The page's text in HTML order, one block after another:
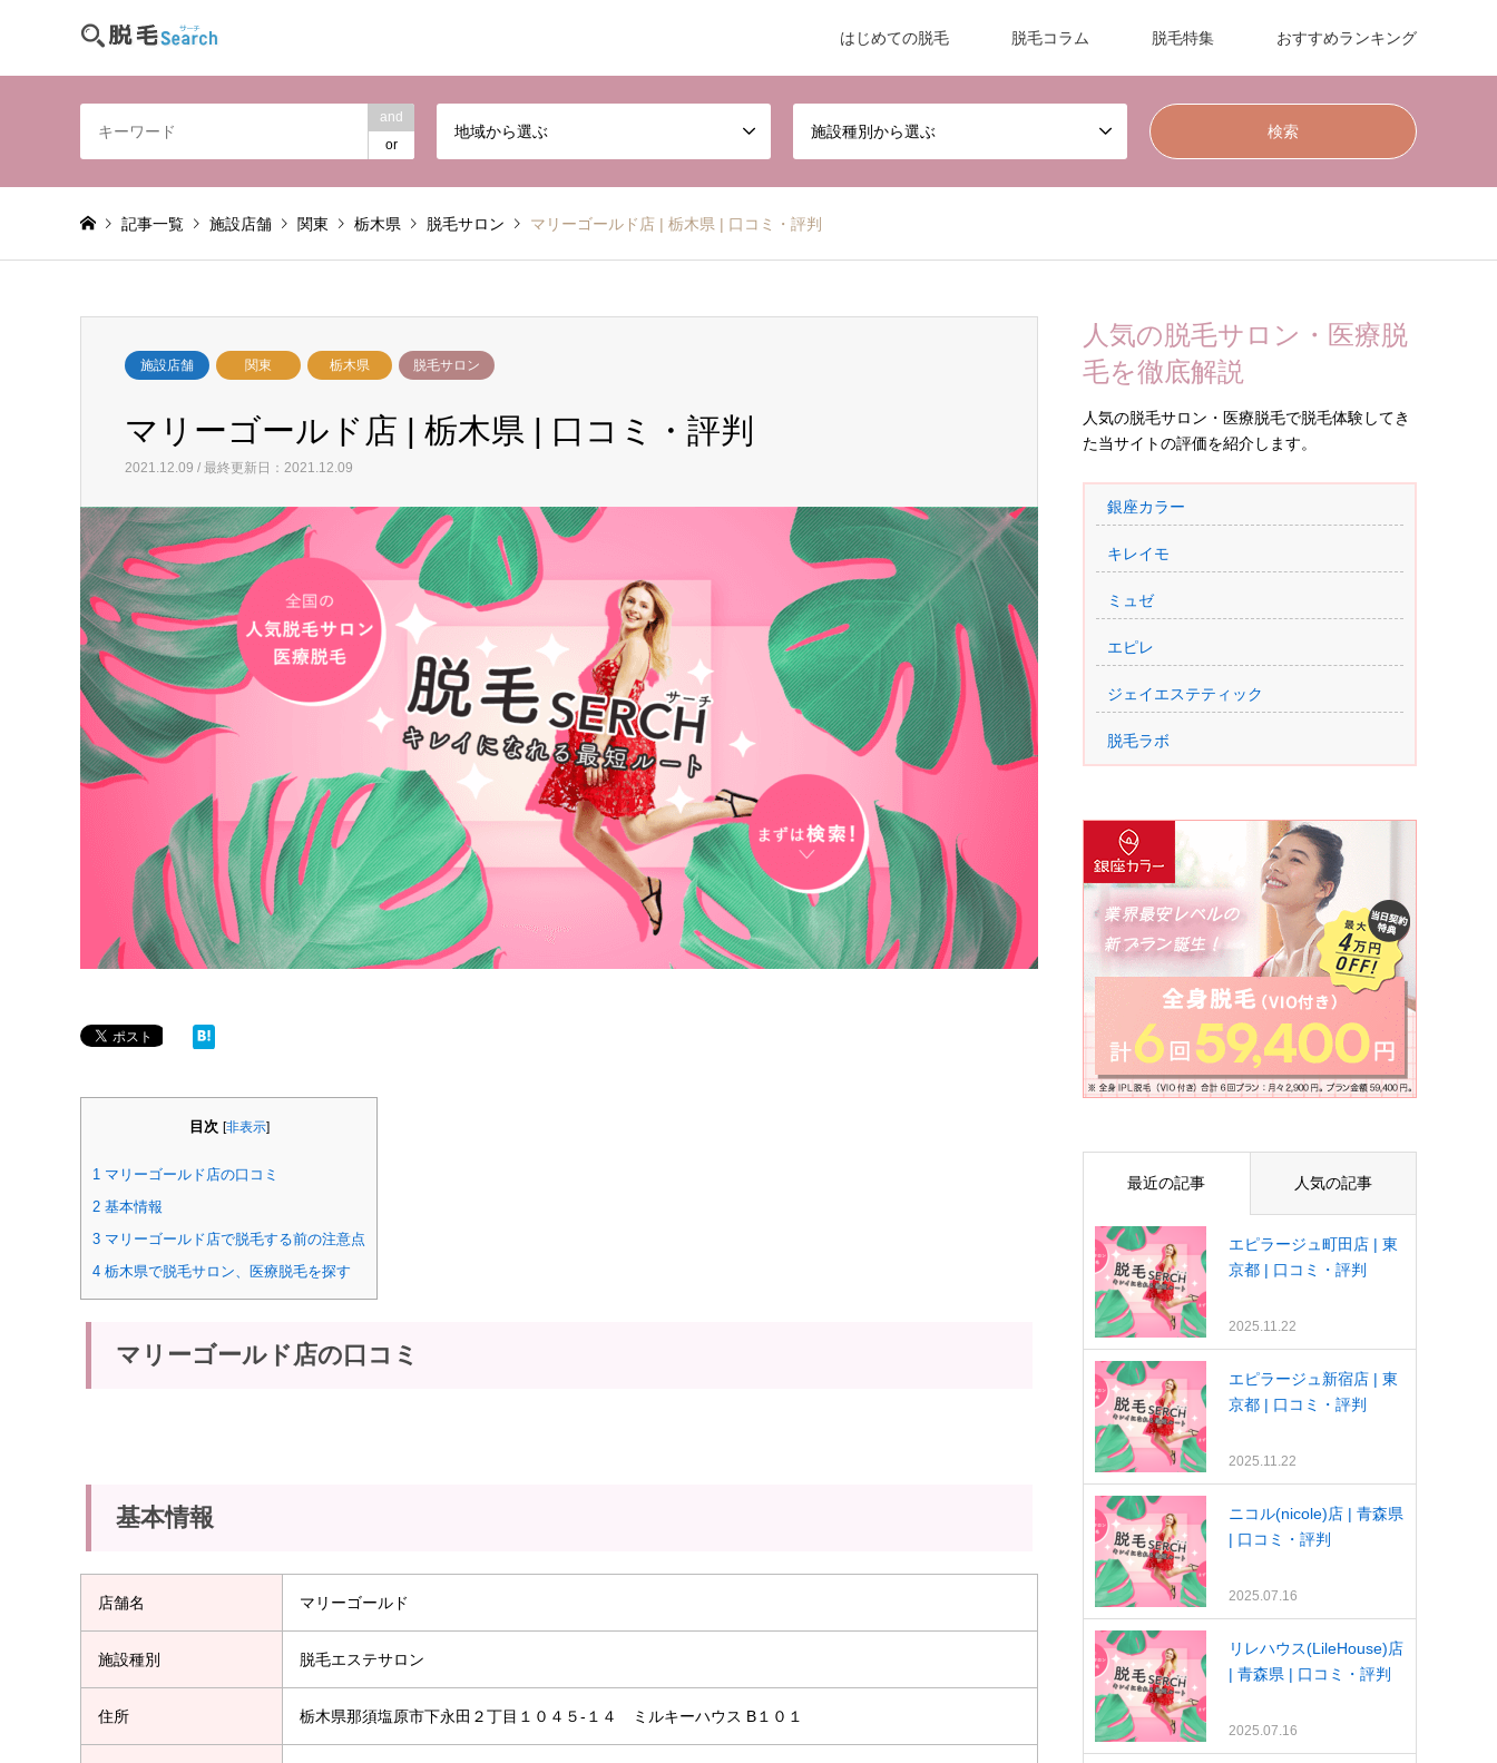
はじめての脱毛 脱毛コラム 脱毛特集 おすすめランキング
and
or
地域から選ぶ 施設種別から選ぶ
記事一覧 施設店舗 関東 栃木県 脱毛サロン マリーゴールド店 | 栃木県 | 口コミ・評判
施設店舗 関東 栃木県 脱毛サロン
マリーゴールド店 | 栃木県 | 口コミ・評判
2021.12.09 / 最終更新日：2021.12.09
目次 [非表示]
1 マリーゴールド店の口コミ
2 基本情報
3 マリーゴールド店で脱毛する前の注意点
4 栃木県で脱毛サロン、医療脱毛を探す
マリーゴールド店の口コミ
基本情報
店舗名 マリーゴールド
施設種別 脱毛エステサロン
住所 栃木県那須塩原市下永田２丁目１０４５-１４ ミルキーハウス B１０１
人気の脱毛サロン・医療脱
毛を徹底解説
人気の脱毛サロン・医療脱毛で脱毛体験してき
た当サイトの評価を紹介します。
銀座カラー
キレイモ
ミュゼ
エピレ
ジェイエステティック
脱毛ラボ
最近の記事 人気の記事
エピラージュ町田店 | 東
京都 | 口コミ・評判
2025.11.22
エピラージュ新宿店 | 東
京都 | 口コミ・評判
2025.11.22
ニコル(nicole)店 | 青森県
| 口コミ・評判
2025.07.16
リレハウス(LileHouse)店
| 青森県 | 口コミ・評判
2025.07.16